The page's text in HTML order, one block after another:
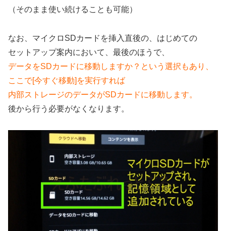
（そのまま使い続けることも可能）
なお、マイクロSDカードを挿入直後の、はじめての
セットアップ案内において、最後のほうで、
データをSDカードに移動しますか？という選択もあり、
ここで[今すぐ移動]を実行すれば
内部ストレージのデータがSDカードに移動します。
後から行う必要がなくなります。